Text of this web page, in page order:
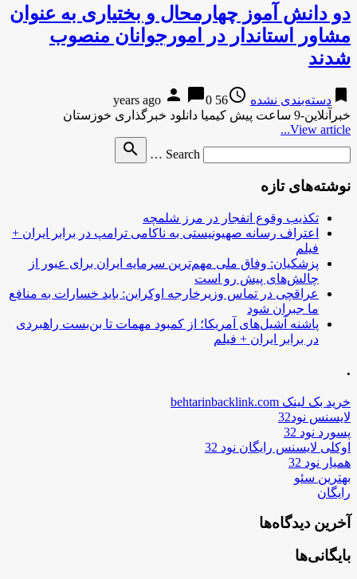
دو دانش آموز چهارمحال و بختیاری به عنوان
مشاور استاندار در امورجوانان منصوب
شدند
bookmark دسته‌بندی نشده access_time
56 years ago
person chat_bubble0
خبرآنلاین-9 ساعت پیش کیمیا دانلود خبرگذاری خوزستان
View article...
Search …
search
نوشته‌های تازه
تکذیب وقوع انفجار در مرز شلمچه
اعتراف رسانه صهیونیستی به ناکامی ترامپ در برابر ایران +
فیلم
پزشکیان: وفاق ملی مهم‌ترین سرمایه ایران برای عبور از
چالش‌های پیش رو است
عراقچی در تماس وزیرخارجه اوکراین: باید خسارات به منافع
ما جبران شود
پاشنه آشیل‌های آمریکا؛ از کمبود مهمات تا بن‌بست راهبردی
در برابر ایران + فیلم
.
خرید بک لینک behtarinbacklink.com
لایسنس نود32
پسورد نود 32
اوکلی لایسنس رایگان نود 32
همیار نود 32
بهترین سئو
رایگان
آخرین دیدگاه‌ها
بایگانی‌ها